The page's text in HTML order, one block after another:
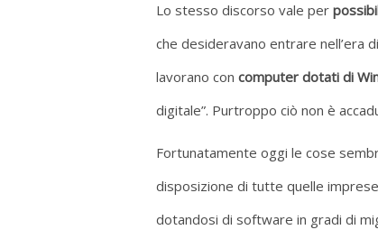
Lo stesso discorso vale per
che desideravano entrare nell’era
lavorano con computer dotati di
digitale”. Purtroppo ciò non è
Fortunatamente oggi le cose
disposizione di tutte quelle
dotandosi di software in gradi di